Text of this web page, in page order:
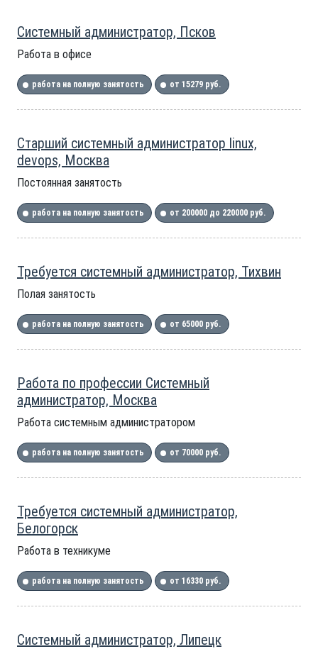
Системный администратор, Псков
Работа в офисе
работа на полную занятость от 15279 руб.
Старший системный администратор linux,
devops, Москва
Постоянная занятость
работа на полную занятость от 200000 до 220000 руб.
Требуется системный администратор, Тихвин
Полая занятость
работа на полную занятость от 65000 руб.
Работа по профессии Системный
администратор, Москва
Работа системным администратором
работа на полную занятость от 70000 руб.
Требуется системный администратор,
Белогорск
Работа в техникуме
работа на полную занятость от 16330 руб.
Системный администратор, Липецк